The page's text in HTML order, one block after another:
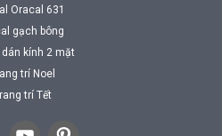
Oracal 631
gạch bông
dán kính 2 mặt
trí Noel
trí Tết